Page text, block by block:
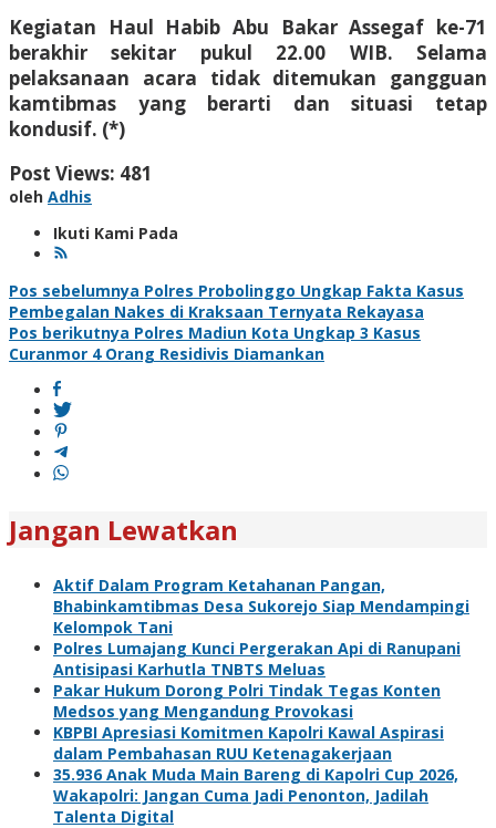
Kegiatan Haul Habib Abu Bakar Assegaf ke-71
berakhir sekitar pukul 22.00 WIB. Selama
pelaksanaan acara tidak ditemukan gangguan
kamtibmas yang berarti dan situasi tetap
kondusif. (*)
Post Views: 481
oleh Adhis
Ikuti Kami Pada
Navigasi
pos
Pos sebelumnya Polres Probolinggo Ungkap Fakta Kasus
Pembegalan Nakes di Kraksaan Ternyata Rekayasa
Pos berikutnya Polres Madiun Kota Ungkap 3 Kasus
Curanmor 4 Orang Residivis Diamankan
Jangan Lewatkan
Aktif Dalam Program Ketahanan Pangan,
Bhabinkamtibmas Desa Sukorejo Siap Mendampingi
Kelompok Tani
Polres Lumajang Kunci Pergerakan Api di Ranupani
Antisipasi Karhutla TNBTS Meluas
Pakar Hukum Dorong Polri Tindak Tegas Konten
Medsos yang Mengandung Provokasi
KBPBI Apresiasi Komitmen Kapolri Kawal Aspirasi
dalam Pembahasan RUU Ketenagakerjaan
35.936 Anak Muda Main Bareng di Kapolri Cup 2026,
Wakapolri: Jangan Cuma Jadi Penonton, Jadilah
Talenta Digital